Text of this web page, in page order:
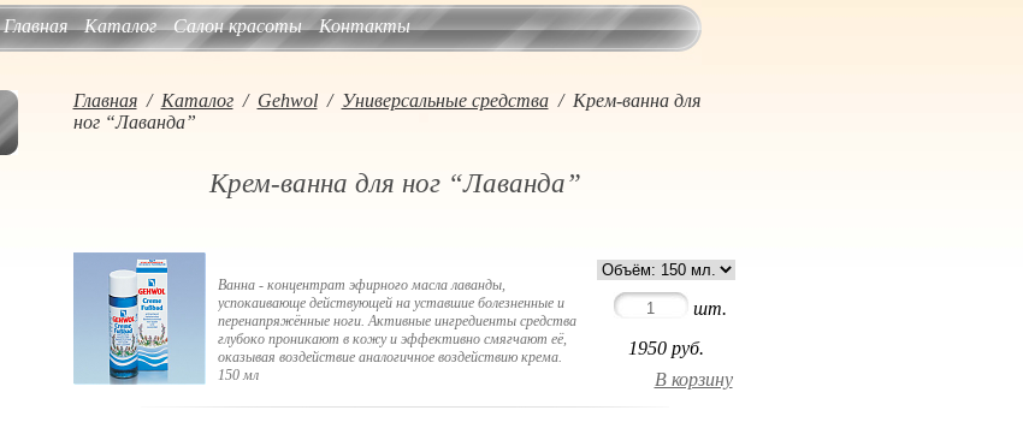
Главная Каталог Салон красоты Контакты
Главная/ Каталог/ Gehwol/ Универсальные средства/ Крем-ванна для
ног “Лаванда”
Крем-ванна для ног “Лаванда”
Ванна - концентрат эфирного масла лаванды,
успокаивающе действующей на уставшие болезненные и
перенапряжённые ноги. Активные ингредиенты средства
глубоко проникают в кожу и эффективно смягчают её,
оказывая воздействие аналогичное воздействию крема.
150 мл
шт.
1950руб.